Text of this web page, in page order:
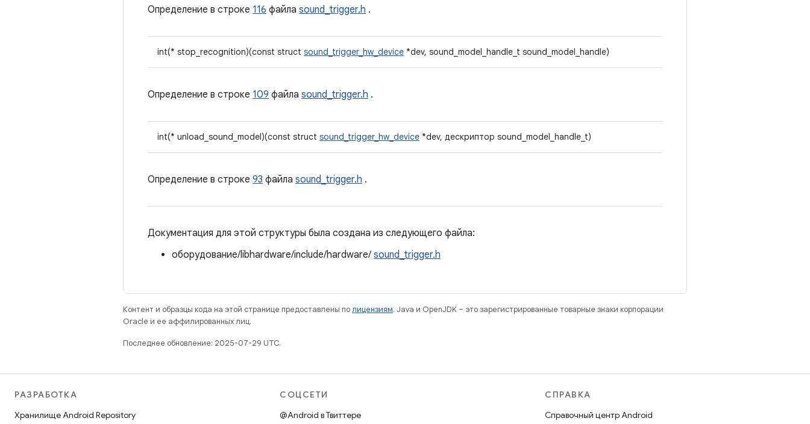
Определение в строке 116 файла sound_trigger.h .
int(* stop_recognition)(const struct sound_trigger_hw_device *dev, sound_model_handle_t sound_model_handle)
Определение в строке 109 файла sound_trigger.h .
int(* unload_sound_model)(const struct sound_trigger_hw_device *dev, дескриптор sound_model_handle_t)
Определение в строке 93 файла sound_trigger.h .
Документация для этой структуры была создана из следующего файла:
оборудование/libhardware/include/hardware/ sound_trigger.h
Контент и образцы кода на этой странице предоставлены полицензиям. Java и OpenJDK – это зарегистрированные товарные знаки корпорации
Oracle и ее аффилированных лиц.
Последнее обновление: 2025-07-29 UTC.
РАЗРАБОТКА
Хранилище Android Repository
СОЦСЕТИ
@Android в Твиттере
СПРАВКА
Справочный центр Android